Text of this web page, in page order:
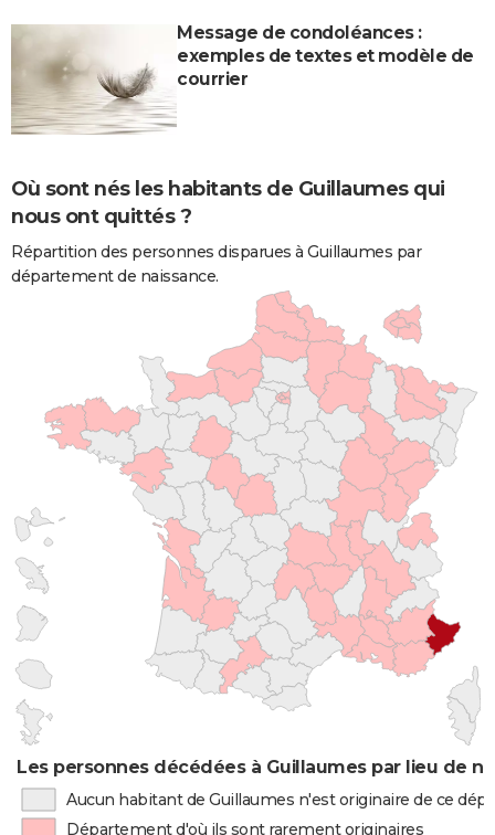
Message de condoléances :
exemples de textes et modèle de
courrier
Où sont nés les habitants de Guillaumes qui
nous ont quittés ?
Répartition des personnes disparues à Guillaumes par
département de naissance.
Les personnes décédées à Guillaumes par lieu de
Aucun habitant de Guillaumes n'est originaire de ce
Département d'où ils sont rarement originaires